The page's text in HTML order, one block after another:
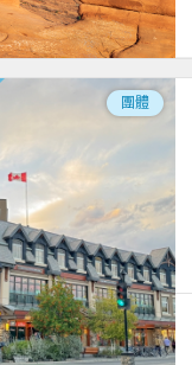
團體